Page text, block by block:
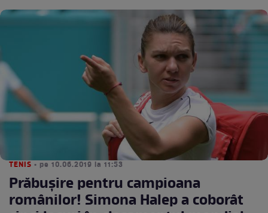
TENIS • pe 10.06.2019 la 11:53
Prăbuşire pentru campioana
românilor! Simona Halep a coborât